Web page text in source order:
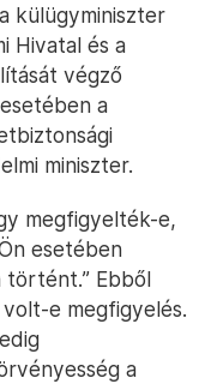
külügyminiszter
Hivatal és a
végző
a
miniszter.
megfigyelték-e,
esetében
történt.” Ebből
e megfigyelés.
a